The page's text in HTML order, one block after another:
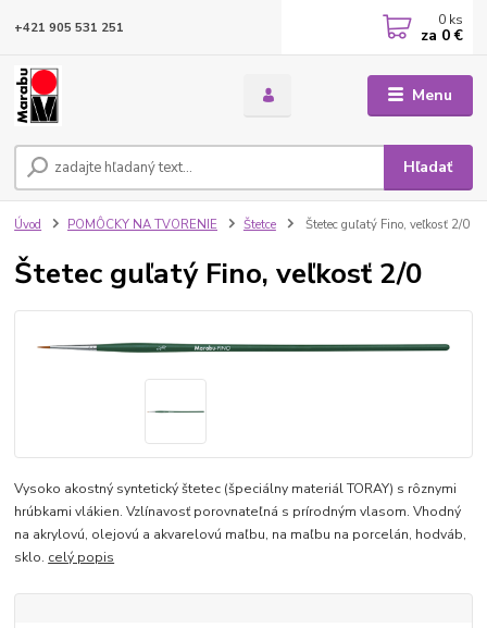
Menu
Hľadať
+421 905 531 251 0 ks
za 0 €
Úvod POMÔCKY NA TVORENIE Štetce Štetec guľatý Fino, veľkosť 2/0
Štetec guľatý Fino, veľkosť 2/0
Vysoko akostný syntetický štetec (špeciálny materiál TORAY) s rôznymi
hrúbkami vlákien. Vzlínavosť porovnateľná s prírodným vlasom. Vhodný
na akrylovú, olejovú a akvarelovú maľbu, na maľbu na porcelán, hodváb,
sklo. celý popis